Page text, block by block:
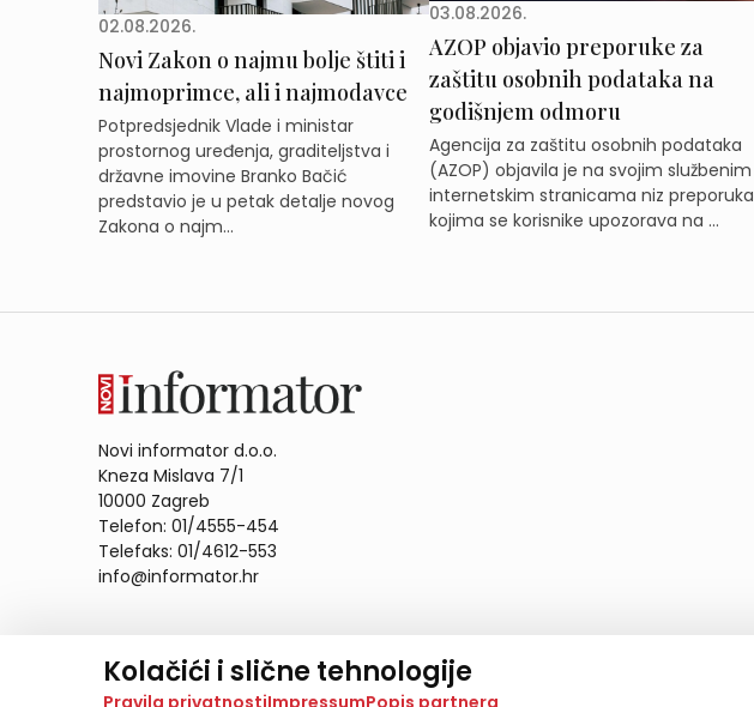
Kolačići i slične tehnologije
Na našoj web stranici koristimo kolačiće i slične tehnologije za pohranu,
02.08.2026.
Novi Zakon o najmu bolje štiti i
najmoprimce, ali i najmodavce
Potpredsjednik Vlade i ministar
prostornog uređenja, graditeljstva i
državne imovine Branko Bačić
predstavio je u petak detalje novog
Zakona o najm...
03.08.2026.
AZOP objavio preporuke za
zaštitu osobnih podataka na
godišnjem odmoru
Agencija za zaštitu osobnih podataka
(AZOP) objavila je na svojim službenim
internetskim stranicama niz preporuka
kojima se korisnike upozorava na ...
Novi informator d.o.o.
Kneza Mislava 7/1
10000 Zagreb
Telefon: 01/4555-454
Telefaks: 01/4612-553
info@informator.hr